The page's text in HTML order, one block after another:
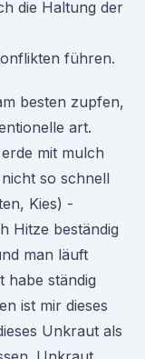
die Haltung der
führen.
besten zupfen,
art.
mit mulch
so schnell
Kies) -
Hitze beständig
man läuft
habe ständig
ist mir dieses
Unkraut als